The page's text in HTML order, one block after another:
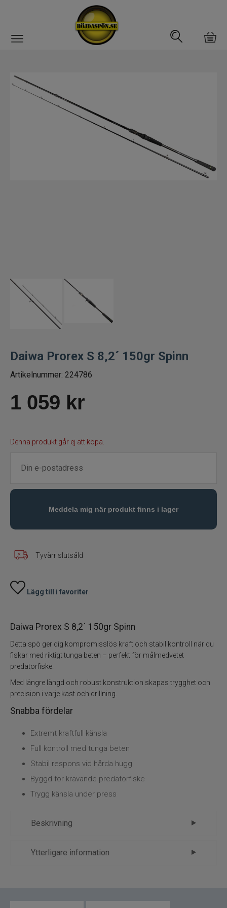
Gäddfemman
Interfiske
Haspelspön
Spinnspön
Vertikalspön
Trollingspön
Fiskeset
Fiskedrag
Småplock
Tillbehör
Vinterfiske
Kläder
Trolling
Specimenfiske
Varumärken
Daiwa Prorex S 8,2´ 150gr Spinn
Artikelnummer: 224786
1 059 kr
Denna produkt går ej att köpa.
Tyvärr slutsåld
Lägg till i favoriter
Daiwa Prorex S 8,2´ 150gr Spinn
Detta spö ger dig kompromisslös kraft och stabil kontroll när du
fiskar med riktigt tunga beten – perfekt för målmedvetet
predatorfiske.
Med längre längd och robust konstruktion skapas trygghet och
precision i varje kast och drillning.
Snabba fördelar
Extremt kraftfull känsla
Full kontroll med tunga beten
Stabil respons vid hårda hugg
Byggd för krävande predatorfiske
Trygg känsla under press
Beskrivning
Daiwa Prorex S 8,2´ 150gr Spinn – när
situationer där utrustningen måste leverera
Ytterligare information